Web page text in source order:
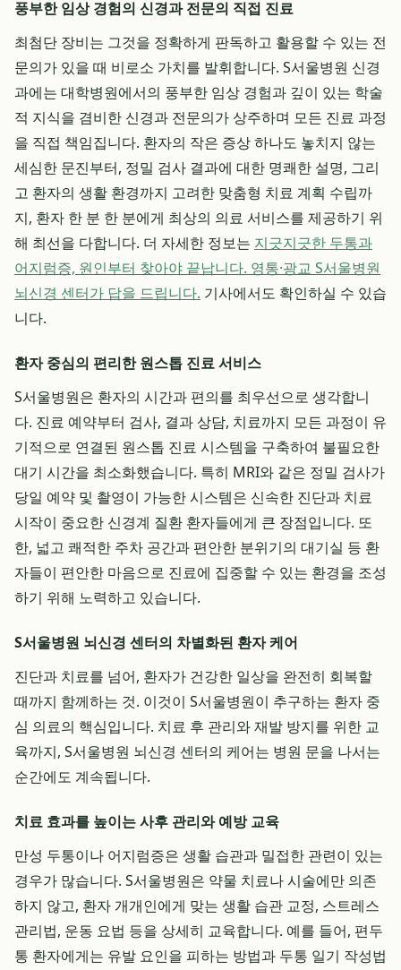
풍부한 임상 경험의 신경과 전문의 직접 진료
최첨단 장비는 그것을 정확하게 판독하고 활용할 수 있는 전
문의가 있을 때 비로소 가치를 발휘합니다. S서울병원 신경
과에는 대학병원에서의 풍부한 임상 경험과 깊이 있는 학술
적 지식을 겸비한 신경과 전문의가 상주하며 모든 진료 과정
을 직접 책임집니다. 환자의 작은 증상 하나도 놓치지 않는
세심한 문진부터, 정밀 검사 결과에 대한 명쾌한 설명, 그리
고 환자의 생활 환경까지 고려한 맞춤형 치료 계획 수립까
지, 환자 한 분 한 분에게 최상의 의료 서비스를 제공하기 위
해 최선을 다합니다. 더 자세한 정보는 지긋지긋한 두통과
어지럼증, 원인부터 찾아야 끝납니다. 영통·광교 S서울병원
뇌신경 센터가 답을 드립니다. 기사에서도 확인하실 수 있습
니다.
환자 중심의 편리한 원스톱 진료 서비스
S서울병원은 환자의 시간과 편의를 최우선으로 생각합니
다. 진료 예약부터 검사, 결과 상담, 치료까지 모든 과정이 유
기적으로 연결된 원스톱 진료 시스템을 구축하여 불필요한
대기 시간을 최소화했습니다. 특히 MRI와 같은 정밀 검사가
당일 예약 및 촬영이 가능한 시스템은 신속한 진단과 치료
시작이 중요한 신경계 질환 환자들에게 큰 장점입니다. 또
한, 넓고 쾌적한 주차 공간과 편안한 분위기의 대기실 등 환
자들이 편안한 마음으로 진료에 집중할 수 있는 환경을 조성
하기 위해 노력하고 있습니다.
S서울병원 뇌신경 센터의 차별화된 환자 케어
진단과 치료를 넘어, 환자가 건강한 일상을 완전히 회복할
때까지 함께하는 것. 이것이 S서울병원이 추구하는 환자 중
심 의료의 핵심입니다. 치료 후 관리와 재발 방지를 위한 교
육까지, S서울병원 뇌신경 센터의 케어는 병원 문을 나서는
순간에도 계속됩니다.
치료 효과를 높이는 사후 관리와 예방 교육
만성 두통이나 어지럼증은 생활 습관과 밀접한 관련이 있는
경우가 많습니다. S서울병원은 약물 치료나 시술에만 의존
하지 않고, 환자 개개인에게 맞는 생활 습관 교정, 스트레스
관리법, 운동 요법 등을 상세히 교육합니다. 예를 들어, 편두
통 환자에게는 유발 요인을 피하는 방법과 두통 일기 작성법